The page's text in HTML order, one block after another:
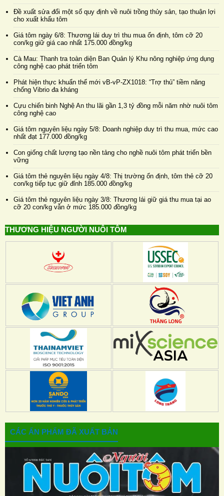
Đề xuất sửa đổi một số quy định về nuôi trồng thủy sản, tạo thuận lợi
cho xuất khẩu tôm
Giá tôm ngày 6/8: Thương lái duy trì thu mua ổn định, tôm cỡ 20
con/kg giữ giá cao nhất 175.000 đồng/kg
Cà Mau: Thanh tra toàn diện Ban Quản lý Khu nông nghiệp ứng dụng
công nghệ cao phát triển tôm
Phát hiện thực khuẩn thể mới vB-vP-ZX1018: “Trợ thủ” tiềm năng
chống Vibrio đa kháng
Cựu chiến binh Nghệ An thu lãi gần 1,3 tỷ đồng mỗi năm nhờ nuôi tôm
công nghệ cao
Giá tôm nguyên liệu ngày 5/8: Doanh nghiệp duy trì thu mua, mức cao
nhất đạt 177.000 đồng/kg
Con giống chất lượng tạo nền tảng cho nghề nuôi tôm phát triển bền
vững
Giá tôm thẻ nguyên liệu ngày 4/8: Thị trường ổn định, tôm thẻ cỡ 20
con/kg tiếp tục giữ đỉnh 185.000 đồng/kg
Giá tôm thẻ nguyên liệu ngày 3/8: Thương lái giữ giá thu mua tại ao
cỡ 20 con/kg vẫn ở mức 185.000 đồng/kg
THƯƠNG HIỆU NGƯỜI NUÔI TÔM
CÁC ẤN PHẨM ĐÃ XUẤT BẢN